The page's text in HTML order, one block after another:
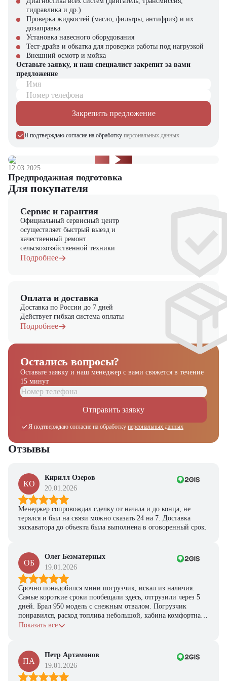
Экономическая
эффективность
(около 12 л/час)
Долгий срок службы
пневмоколес (до 10 000
Минимальные затраты на
обслуживание
строительных проектов.
Выбирая технику Hamm, вы инвестируете в качество,
эффективность и долговечность. Обращайтесь в "ЦТО" – мы
гарантируем лучшие условия покупки и полное сервисное
сопровождение!
гидравлика и др.)
Проверка жидкостей (масло, фильтры, антифриз) и их
дозаправка
Установка навесного оборудования
Тест-драйв и обкатка для проверки работы под нагрузкой
Внешний осмотр и мойка
Оставьте заявку, и наш специалист закрепит за вами
предложение
Имя
Номер телефона
Закрепить предложение
Я подтверждаю согласие на обработку персональных данных
12.03.2025
Предпродажная подготовка
Для покупателя
Сервис и гарантия
Официальный сервисный центр
осуществляет быстрый выезд и
качественный ремонт
сельскохозяйственной техники
Подробнее
Оплата и доставка
Доставка по России до 7 дней
Действует гибкая система оплаты
Подробнее
Остались вопросы?
Оставьте заявку и наш менеджер с вами свяжется в течение
15 минут
Отправить заявку
Я подтверждаю согласие на обработку персональных данных
Отзывы
КО
Кирилл Озеров
20.01.2026
Менеджер сопровождал сделку от начала и до конца, не
терялся и был на связи можно сказать 24 на 7. Доставка
экскаватора до объекта была выполнена в оговоренный срок.
ОБ
Олег Безматерных
19.01.2026
Срочно понадобился мини погрузчик, искал из наличия.
Самые короткие сроки пообещали здесь, отгрузили через 5
дней. Брал 950 модель с снежным отвалом. Погрузчик
понравился, расход топлива небольшой, кабина комфортная,
с задачами справляется.
Показать все
ПА
Петр Артамонов
19.01.2026